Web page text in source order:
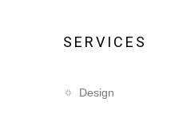
SERVICES
Design